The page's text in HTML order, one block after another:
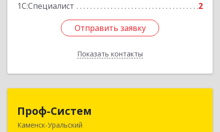
1С:Специалист
2
Отправить заявку
Показать контакты
Отправить заявку
Назад
Проф-Систем
Каменск-Уральский
623406, Свердловская обл, Каменск-Уральский